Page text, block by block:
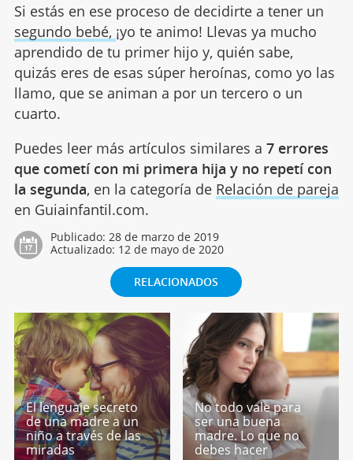
Si estás en ese proceso de decidirte a tener un
segundo bebé, ¡yo te animo! Llevas ya mucho
aprendido de tu primer hijo y, quién sabe,
quizás eres de esas súper heroínas, como yo las
llamo, que se animan a por un tercero o un
cuarto.
Puedes leer más artículos similares a 7 errores
que cometí con mi primera hija y no repetí con
la segunda, en la categoría de Relación de pareja
en Guiainfantil.com.
Publicado: 28 de marzo de 2019
Actualizado: 12 de mayo de 2020
RELACIONADOS
El lenguaje secreto
de una madre a un
niño a través de las
miradas
No todo vale para
ser una buena
madre. Lo que no
debes hacer